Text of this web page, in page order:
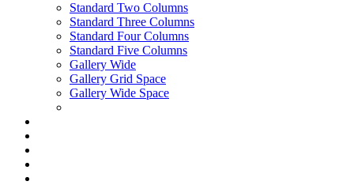
Standard Two Columns
Standard Three Columns
Standard Four Columns
Standard Five Columns
Gallery Wide
Gallery Grid Space
Gallery Wide Space